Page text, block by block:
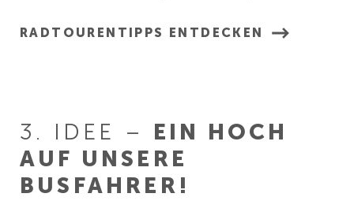
RADTOURENTIPPS ENTDECKEN
3. IDEE – EIN HOCH
AUF UNSERE
BUSFAHRER!